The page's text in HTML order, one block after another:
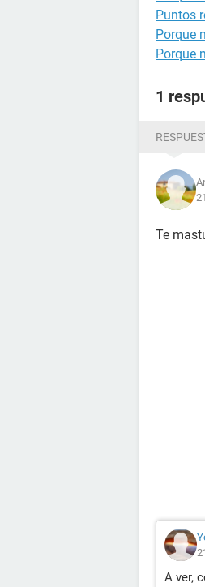
Puntos
Porque
Porque
1
Te
A ver,